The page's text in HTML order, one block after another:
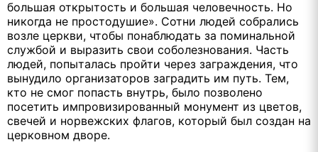
большая открытость и большая человечность. Но
никогда не простодушие». Сотни людей собрались
возле церкви, чтобы понаблюдать за поминальной
службой и выразить свои соболезнования. Часть
людей, попыталась пройти через заграждения, что
вынудило организаторов заградить им путь. Тем,
кто не смог попасть внутрь, было позволено
посетить импровизированный монумент из цветов,
свечей и норвежских флагов, который был создан на
церковном дворе.